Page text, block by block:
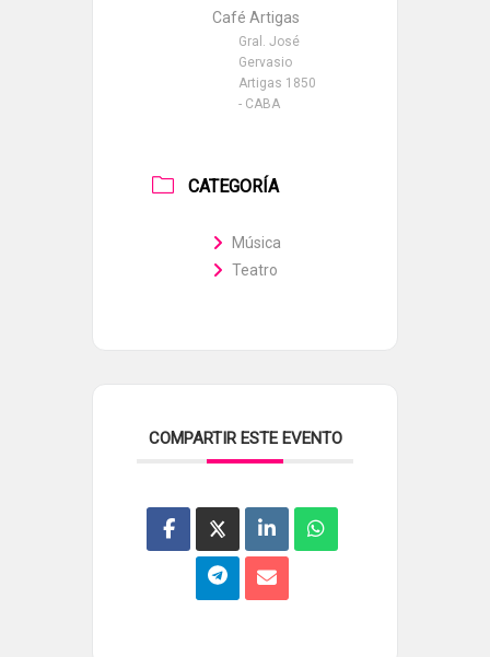
Café Artigas
Gral. José
Gervasio
Artigas 1850
- CABA
CATEGORÍA
Música
Teatro
COMPARTIR ESTE EVENTO